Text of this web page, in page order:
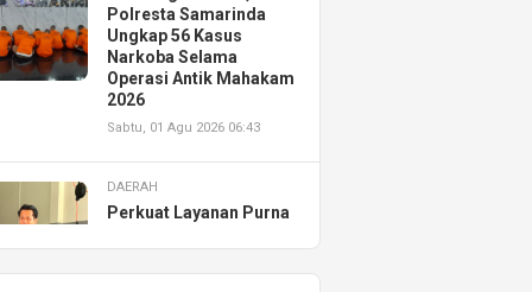
Polresta Samarinda
Ungkap 56 Kasus
Narkoba Selama
Operasi Antik Mahakam
2026
Sabtu, 01 Agu 2026 06:43
DAERAH
Perkuat Layanan Purna
Resmikan AHASS